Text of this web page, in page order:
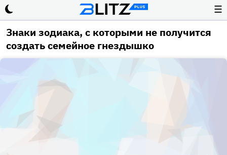
☰
Знаки зодиака, с которыми не получится
создать семейное гнездышко